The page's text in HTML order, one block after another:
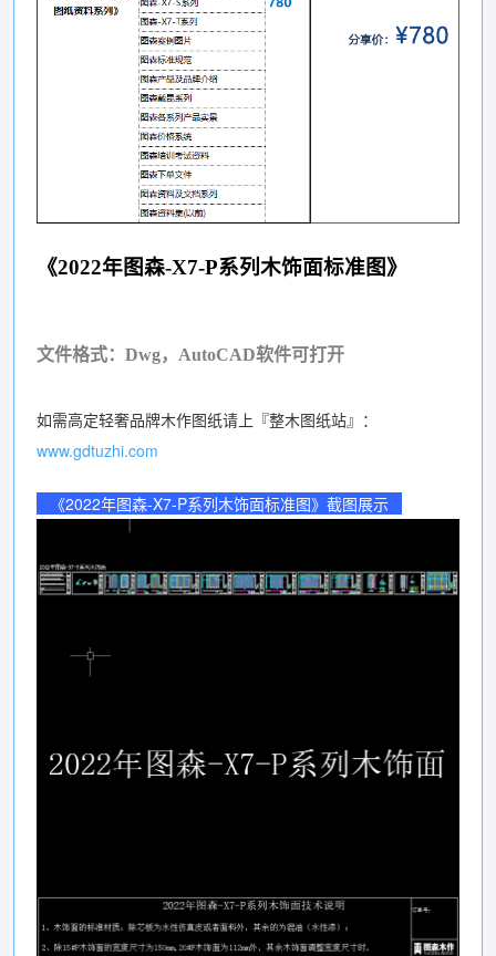
《2022年图森-X7-P系列木饰面标准图》
文件格式：Dwg，AutoCAD软件可打开
如需高定轻奢品牌木作图纸请上『整木图纸站』：
www.gdtuzhi.com
《2022年图森-X7-P系列木饰面标准图》截图展示